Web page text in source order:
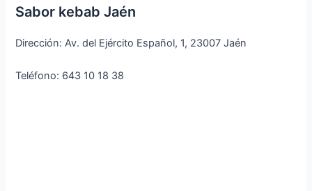
Sabor kebab Jaén
Dirección: Av. del Ejército Español, 1, 23007 Jaén
Teléfono: 643 10 18 38